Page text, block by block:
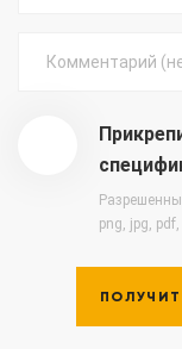
png, jpg,